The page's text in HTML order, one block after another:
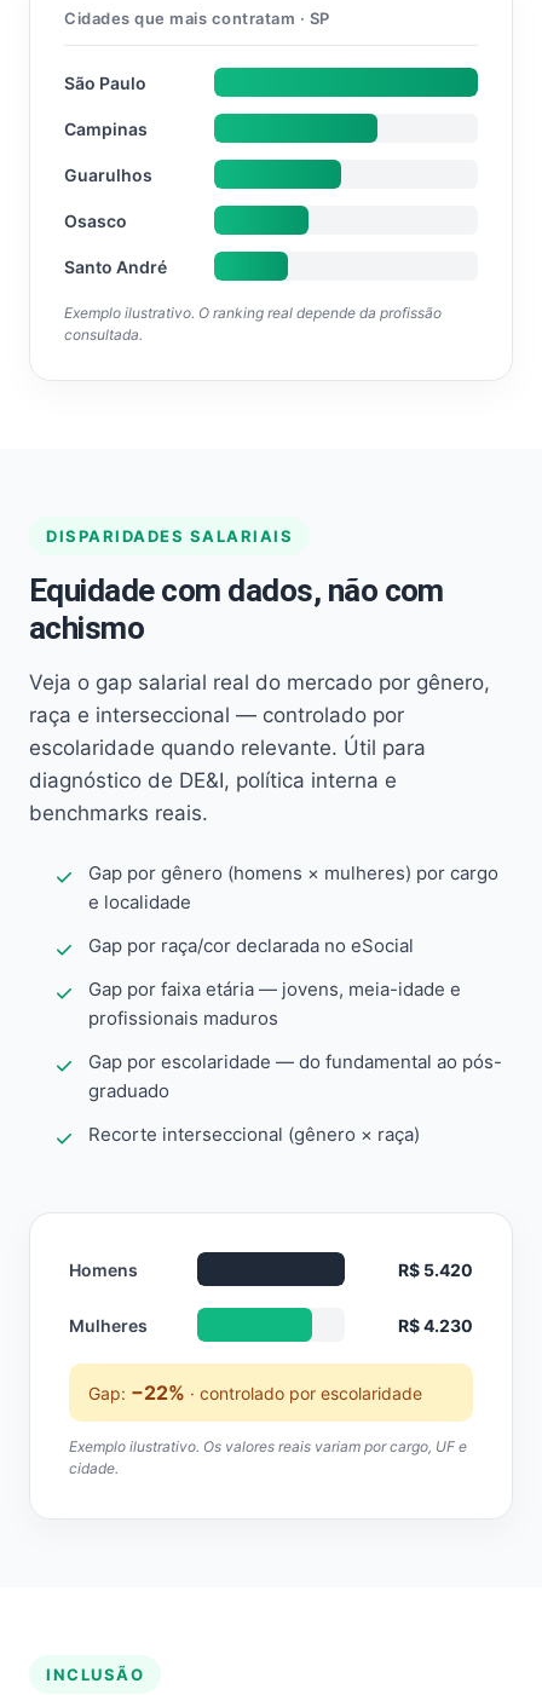
Cidades que mais contratam · SP
São Paulo
Campinas
Guarulhos
Osasco
Santo André
Exemplo ilustrativo. O ranking real depende da profissão
consultada.
DISPARIDADES SALARIAIS
Equidade com dados, não com
achismo
Veja o gap salarial real do mercado por gênero,
raça e interseccional — controlado por
escolaridade quando relevante. Útil para
diagnóstico de DE&I, política interna e
benchmarks reais.
Gap por gênero (homens × mulheres) por cargo
e localidade
Gap por raça/cor declarada no eSocial
Gap por faixa etária — jovens, meia-idade e
profissionais maduros
Gap por escolaridade — do fundamental ao pós-
graduado
Recorte interseccional (gênero × raça)
Homens R$ 5.420
Mulheres R$ 4.230
Gap: −22% · controlado por escolaridade
Exemplo ilustrativo. Os valores reais variam por cargo, UF e
cidade.
INCLUSÃO